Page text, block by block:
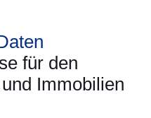
für den
Immobilien